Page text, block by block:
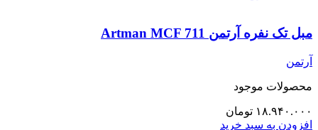
مبل تک نفره آرتمن Artman MCF 711
آرتمن
محصولات موجود
۱۸.۹۴۰.۰۰۰ تومان
افزودن به سبد خرید